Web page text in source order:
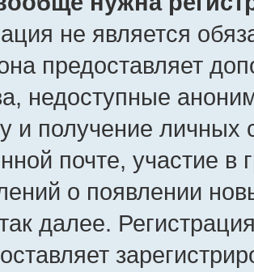
не является
предоставляет
недоступные
и получение
почте, участие в
о появлении
далее.